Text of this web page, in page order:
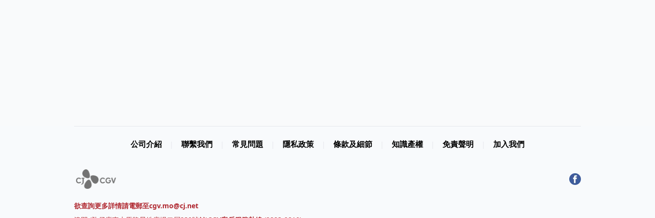
公司介紹 聯繫我們 常見問題 隱私政策 條款及細節 知識產權 免責聲明 加入我們
欲查詢更多詳情請電郵至cgv.mo@cj.net